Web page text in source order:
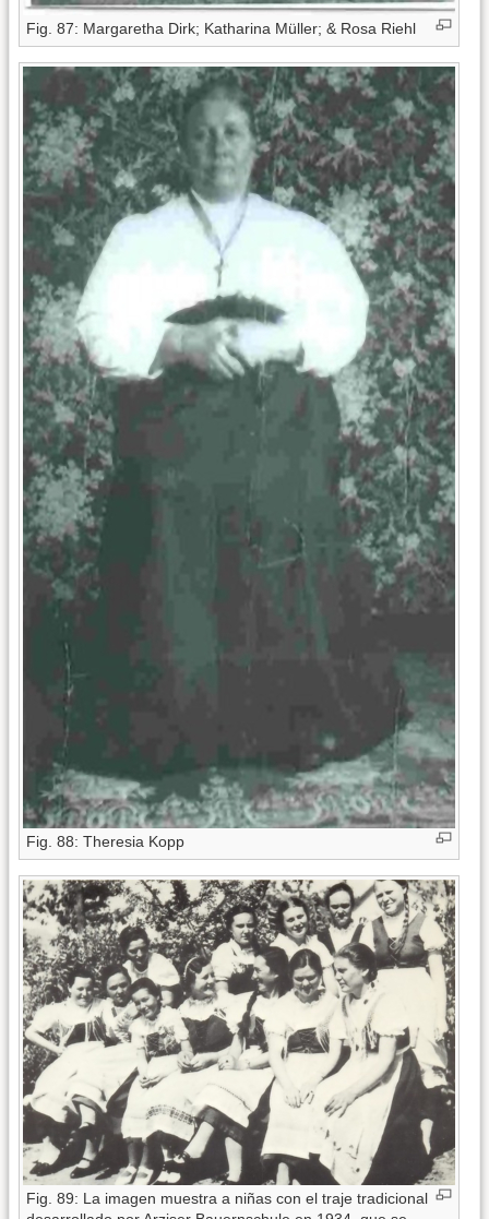
Fig. 87: Margaretha Dirk; Katharina Müller; & Rosa Riehl
Fig. 88: Theresia Kopp
Fig. 89: La imagen muestra a niñas con el traje tradicional